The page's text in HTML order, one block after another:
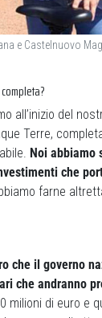
e Castelnuovo
all’inizio del
Terre,
Noi abbiamo
che
farne
che il governo
che andranno
milioni di euro e